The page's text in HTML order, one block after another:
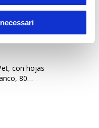
con hojas
80